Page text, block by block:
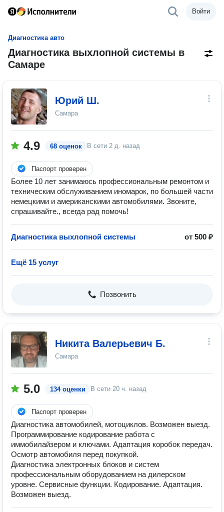
Войти
Диагностика авто
Диагностика выхлопной системы в
Самаре
Юрий Ш.
Самара
4.9 68 оценок В сети 2 д. назад
Паспорт проверен
Более 10 лет занимаюсь профессиональным ремонтом и
техническим обслуживанием иномарок, по большей части
немецкими и американскими автомобилями. Звоните,
спрашивайте., всегда рад помочь!
Диагностика выхлопной системы от 500 ₽
Ещё 15 услуг
Позвонить
Никита Валерьевич Б.
Самара
5.0 134 оценки В сети 20 ч. назад
Паспорт проверен
Диагностика автомобилей, мотоциклов. Возможен выезд.
Программирование кодирование работа с
иммобилайзером и ключами. Адаптация коробок передач.
Осмотр автомобиля перед покупкой.
Диагностика электронных блоков и систем
профессиональным оборудованием на дилерском
уровне. Сервисные функции. Кодирование. Адаптация.
Возможен выезд.